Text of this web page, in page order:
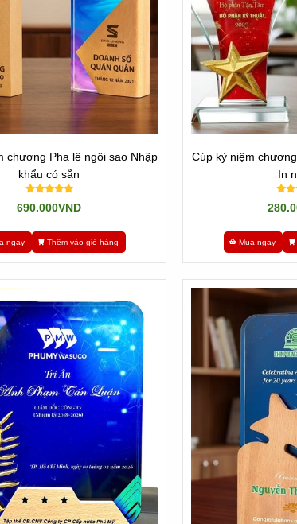
giản hơn bao giờ hết.
việc nhận định thông báo về các nhà làm ra và cung
chương Pha lê ngôi sao Nhập
khẩu có sẵn
690.000VND
ngay Thêm vào giỏ hàng
Cúp kỷ niệm
In
Mua ngay